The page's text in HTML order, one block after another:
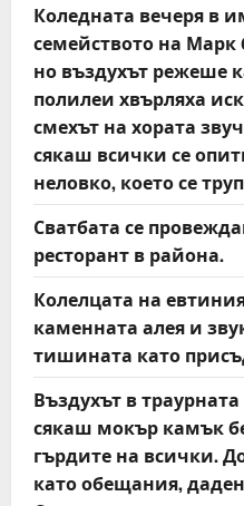
Коледната вечеря в
семейството на Марк
но въздухът режеше
полилеи хвърляха
смехът на хората
сякаш всички се
неловко, което се
Сватбата се
ресторант в района.
Колелцата на
каменната алея и
тишината като
Въздухът в
сякаш мокър камък
гърдите на всички.
като обещания,